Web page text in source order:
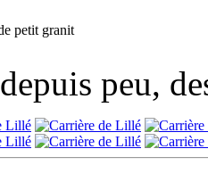
petit granit
depuis peu,